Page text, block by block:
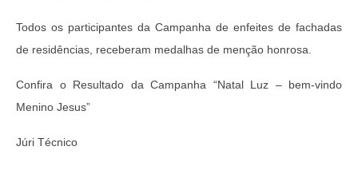
Todos os participantes da Campanha de enfeites de fachadas
de residências, receberam medalhas de menção honrosa.
Confira o Resultado da Campanha “Natal Luz – bem-vindo
Menino Jesus”
Júri Técnico